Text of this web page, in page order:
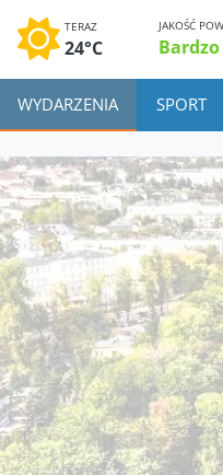
TERAZ
24°C
JAKOŚĆ
WYDARZENIA SPORT